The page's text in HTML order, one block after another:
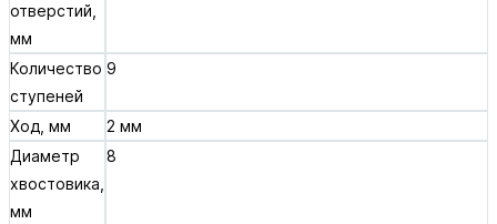
отверстий,
мм
Количество
ступеней
9
Ход, мм
2 мм
Диаметр
хвостовика,
мм
8